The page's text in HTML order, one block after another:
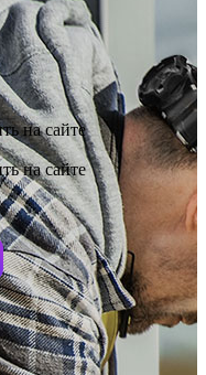
на сайте
на сайте